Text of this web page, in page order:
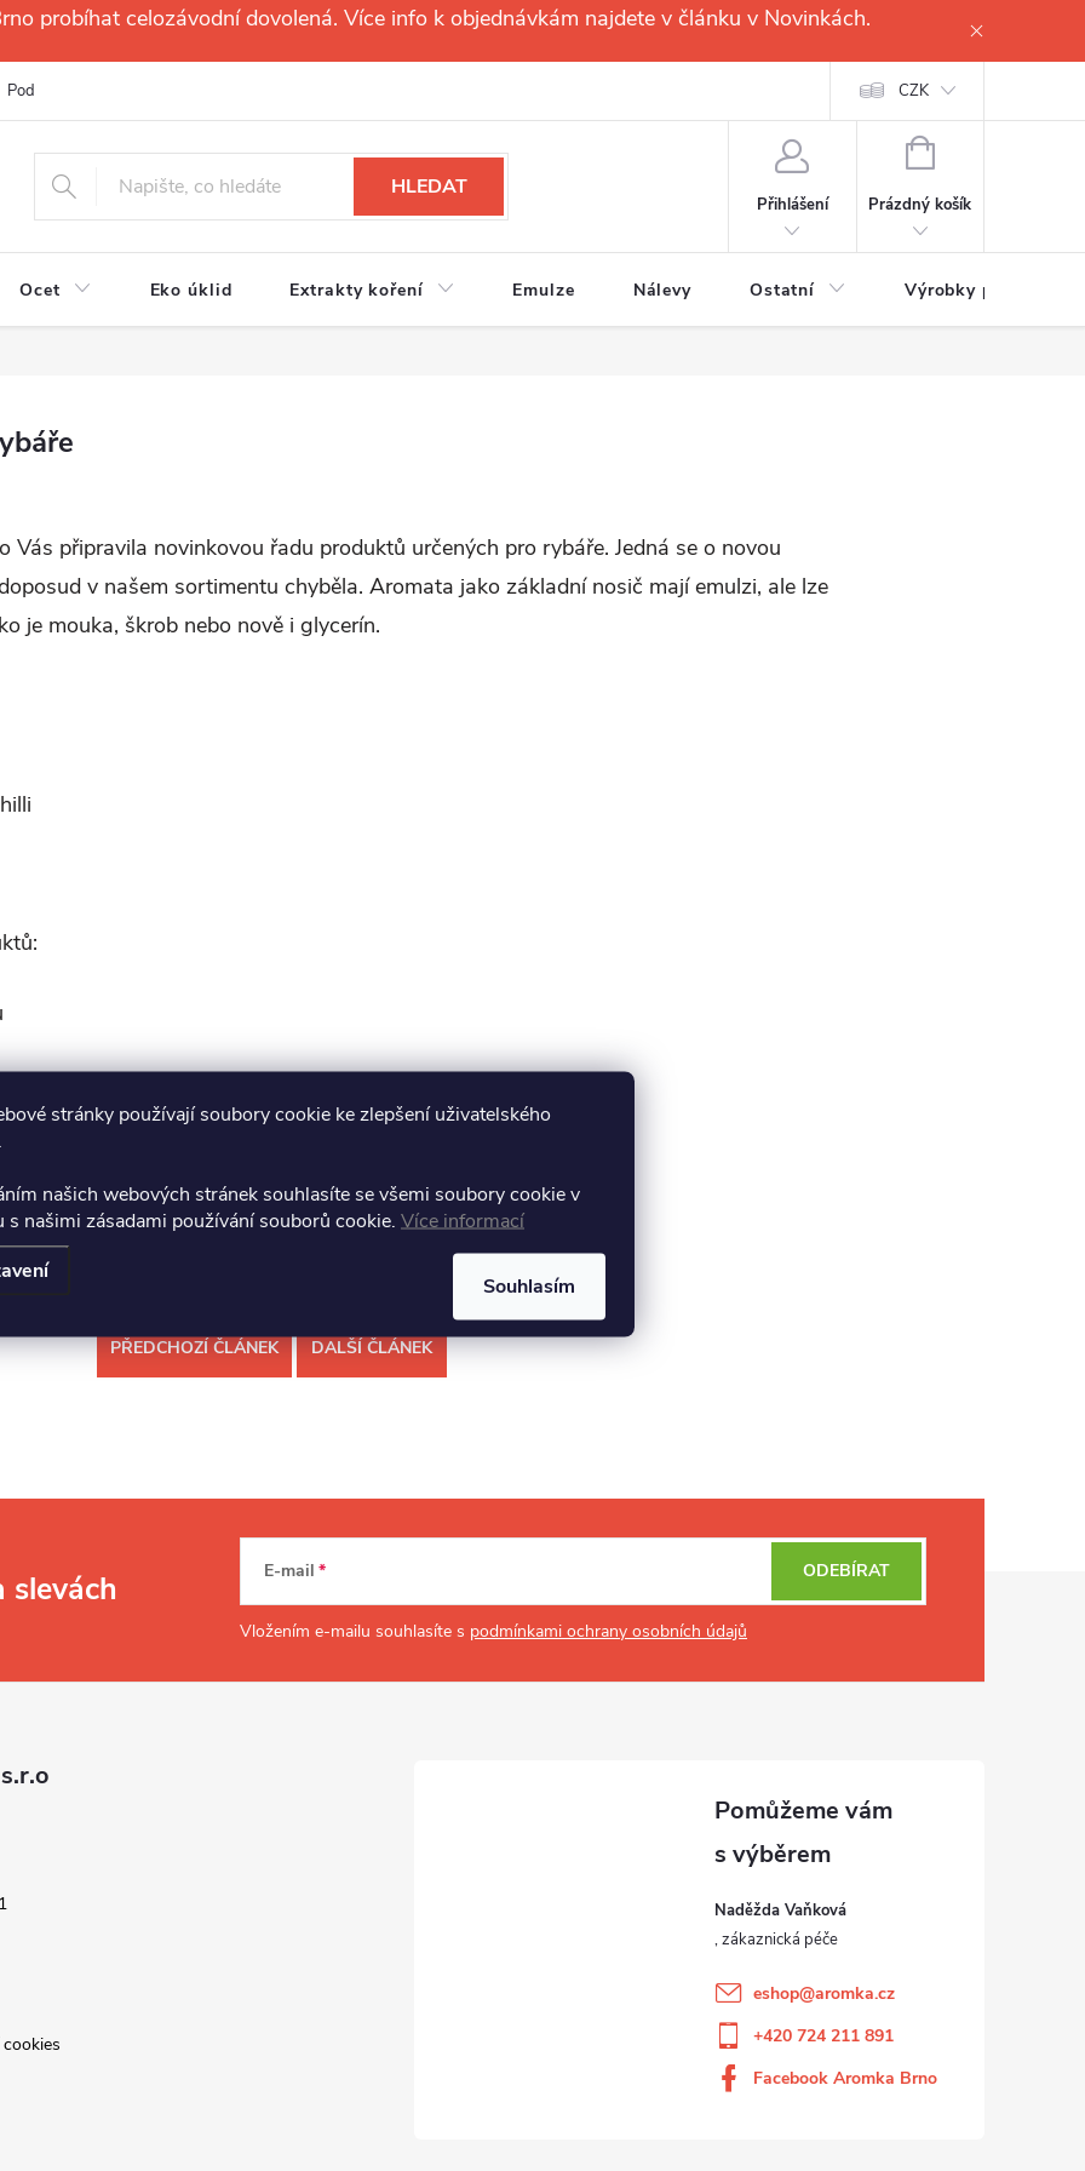
stránky používají soubory cookie ke zlepšení uživatelského
našich webových stránek souhlasíte se všemi soubory cookie v
s našimi zásadami používání souborů cookie. Více informací
Souhlasím
probíhat celozávodní dovolená. Více info k objednávkám najdete v článku v Novinkách.
Podmínky ochrany osobních údajů CZK
HLEDAT
Přihlášení
NÁKUPNÍ
Prázdný košík
Ocet Eko úklid Extrakty koření Emulze Nálevy Ostatní Výrobky pro
Vás připravila novinkovou řadu produktů určených pro rybáře. Jedná se o novou
v našem sortimentu chyběla. Aromata jako základní nosič mají emulzi, ale lze
je mouka, škrob nebo nově i glycerín.
škrobu
o těchto aromatech se na nás neváhejte obrátit.
PŘEDCHOZÍ ČLÁNEK DALŠÍ ČLÁNEK
slevách E-mail
Vložením e-mailu souhlasíte s podmínkami ochrany osobních údajů
ODEBÍRAT
Naděžda Vaňková
eshop@aromka.cz
+420 724 211 891
Facebook Aromka Brno